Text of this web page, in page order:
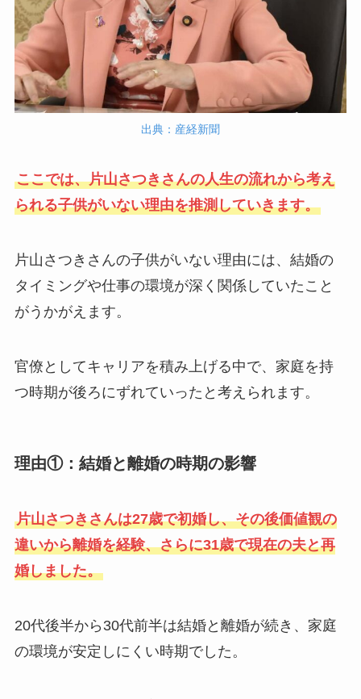
出典：産経新聞
ここでは、片山さつきさんの人生の流れから考え
られる子供がいない理由を推測していきます。
片山さつきさんの子供がいない理由には、結婚の
タイミングや仕事の環境が深く関係していたこと
がうかがえます。
官僚としてキャリアを積み上げる中で、家庭を持
つ時期が後ろにずれていったと考えられます。
理由①：結婚と離婚の時期の影響
片山さつきさんは27歳で初婚し、その後価値観の
違いから離婚を経験、さらに31歳で現在の夫と再
婚しました。
20代後半から30代前半は結婚と離婚が続き、家庭
の環境が安定しにくい時期でした。